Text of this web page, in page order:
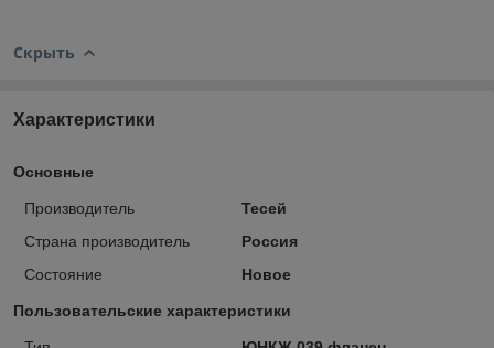
Скрыть
Характеристики
Основные
Производитель
Тесей
Страна производитель
Россия
Состояние
Новое
Пользовательские характеристики